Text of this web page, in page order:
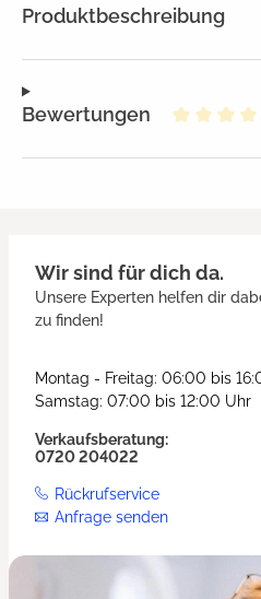
Produktbeschreibung
Bewertungen
Wir sind für dich da.
Unsere Experten helfen dir
zu finden!
Montag - Freitag: 06:00 bis
Samstag: 07:00 bis 12:00 Uhr
Verkaufsberatung:
0720 204022
Rückrufservice
Anfrage senden